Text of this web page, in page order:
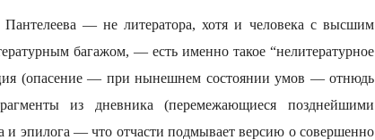
— не литератора, хотя и человека с высшим
багажом, — есть именно такое “нелитературное
(опасение — при нынешнем состоянии умов — отнюдь
из дневника (перемежающиеся позднейшими
и эпилога — что отчасти подмывает версию о совершенно